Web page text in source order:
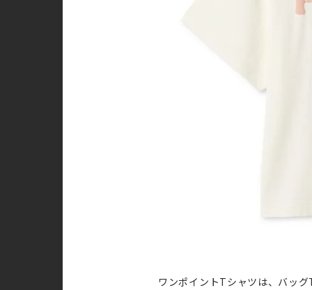
ワンポイントTシャツは、バッ